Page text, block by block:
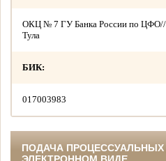
ОКЦ № 7 ГУ Банка России по ЦФО//
Тула
БИК:
017003983
ПОДАЧА